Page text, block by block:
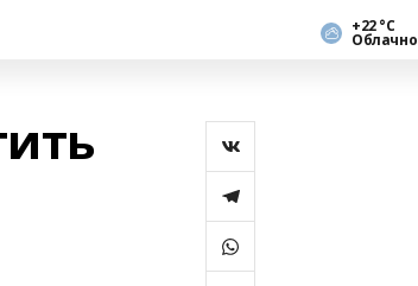
+22 °С
Облачно